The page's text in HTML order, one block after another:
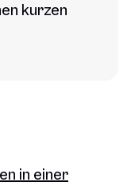
kurzen
in einer